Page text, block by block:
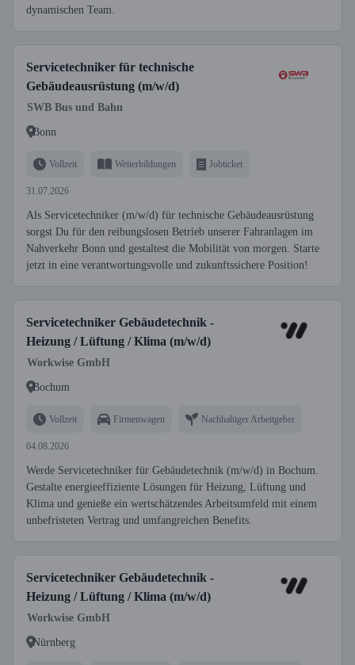
dynamischen Team.
Servicetechniker für technische
Gebäudeausrüstung (m/w/d)
SWB Bus und Bahn
Bonn
Vollzeit Weiterbildungen Jobticket
31.07.2026
Als Servicetechniker (m/w/d) für technische Gebäudeausrüstung
sorgst Du für den reibungslosen Betrieb unserer Fahranlagen im
Nahverkehr Bonn und gestaltest die Mobilität von morgen. Starte
jetzt in eine verantwortungsvolle und zukunftssichere Position!
Servicetechniker Gebäudetechnik -
Heizung / Lüftung / Klima (m/w/d)
Workwise GmbH
Bochum
Vollzeit Firmenwagen Nachhaltiger Arbeitgeber
04.08.2026
Werde Servicetechniker für Gebäudetechnik (m/w/d) in Bochum.
Gestalte energieeffiziente Lösungen für Heizung, Lüftung und
Klima und genieße ein wertschätzendes Arbeitsumfeld mit einem
unbefristeten Vertrag und umfangreichen Benefits.
Servicetechniker Gebäudetechnik -
Heizung / Lüftung / Klima (m/w/d)
Workwise GmbH
Nürnberg